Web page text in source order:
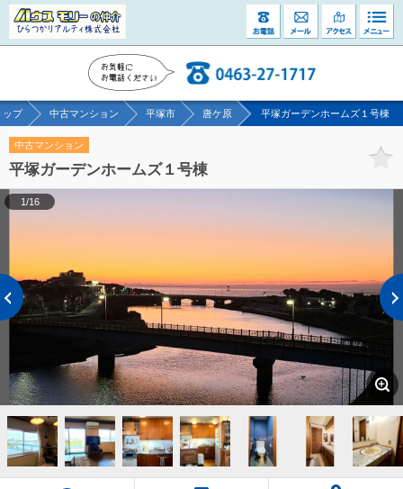
ップ 中古マンション 平塚市 唐ケ原 平塚ガーデンホームズ１号棟
中古マンション
平塚ガーデンホームズ１号棟
1/16